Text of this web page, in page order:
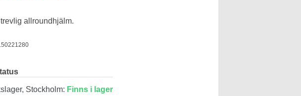
allroundhjälm.
Stockholm: Finns i lager